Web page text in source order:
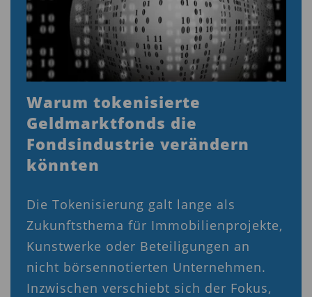
Warum tokenisierte
Geldmarktfonds die
Fondsindustrie verändern
könnten
Die Tokenisierung galt lange als
Zukunftsthema für Immobilienprojekte,
Kunstwerke oder Beteiligungen an
nicht börsennotierten Unternehmen.
Inzwischen verschiebt sich der Fokus,